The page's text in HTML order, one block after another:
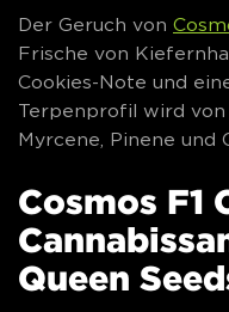
Der Geruch von
Frische von
Cookies-Note und
Terpenprofil wird von
Myrcene, Pinene und
Cosmos F1
Queen